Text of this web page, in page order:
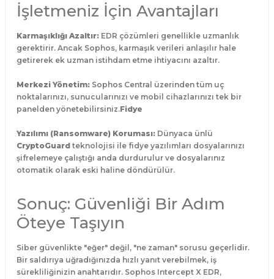
İşletmeniz İçin Avantajları
Karmaşıklığı Azaltır: EDR çözümleri genellikle uzmanlık
gerektirir. Ancak Sophos, karmaşık verileri anlaşılır hale
getirerek ek uzman istihdam etme ihtiyacını azaltır.
Merkezi Yönetim: Sophos Central üzerinden tüm uç
noktalarınızı, sunucularınızı ve mobil cihazlarınızı tek bir
panelden yönetebilirsiniz.Fidye
Yazılımı (Ransomware) Koruması: Dünyaca ünlü
CryptoGuard teknolojisi ile fidye yazılımları dosyalarınızı
şifrelemeye çalıştığı anda durdurulur ve dosyalarınız
otomatik olarak eski haline döndürülür.
Sonuç: Güvenliği Bir Adım
Öteye Taşıyın
Siber güvenlikte "eğer" değil, "ne zaman" sorusu geçerlidir.
Bir saldırıya uğradığınızda hızlı yanıt verebilmek, iş
sürekliliğinizin anahtarıdır. Sophos Intercept X EDR,